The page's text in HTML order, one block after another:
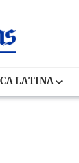
LATINA